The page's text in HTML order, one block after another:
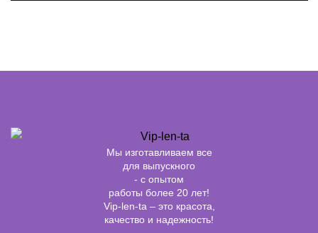
Мы изготавливаем все
для выпускного
- с опытом
работы более 20 лет!
Vip-len-ta – это красота,
качество и надежность!